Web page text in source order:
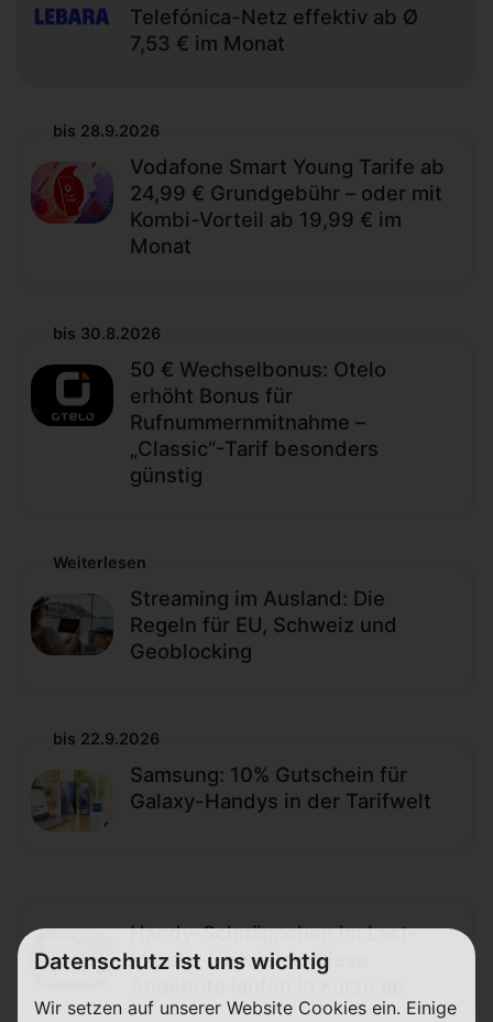
Telefónica-Netz effektiv ab Ø
7,53 € im Monat
bis 28.9.2026
Vodafone Smart Young Tarife ab
24,99 € Grundgebühr – oder mit
Kombi-Vorteil ab 19,99 € im
Monat
bis 30.8.2026
50 € Wechselbonus: Otelo
erhöht Bonus für
Rufnummernmitnahme –
„Classic“-Tarif besonders
günstig
Weiterlesen
Streaming im Ausland: Die
Regeln für EU, Schweiz und
Geoblocking
bis 22.9.2026
Samsung: 10% Gutschein für
Galaxy-Handys in der Tarifwelt
Handy-Schnäppchen im Last-
Minute-Überblick: Diese
Datenschutz ist uns wichtig
Wir setzen auf unserer Website Cookies ein. Einige